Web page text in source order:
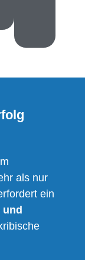
als nur
ein
und